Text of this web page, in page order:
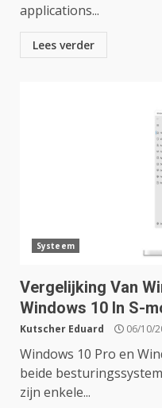
applications...
Lees verder
Systeem
Vergelijking Van
Windows 10 In S-
Kutscher Eduard 06/10/
Windows 10 Pro en
beide
zijn enkele...